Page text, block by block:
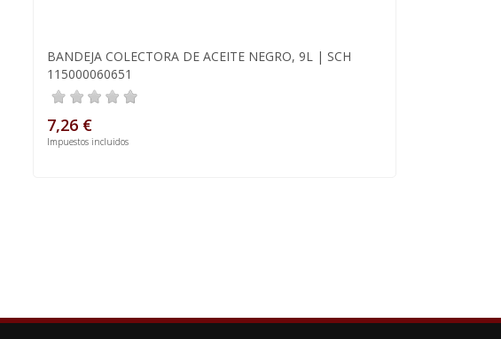
BANDEJA COLECTORA DE ACEITE NEGRO, 9L | SCH
115000060651
7,26 €
Impuestos incluidos